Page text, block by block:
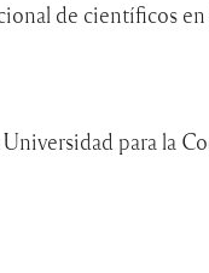
de científicos
para la